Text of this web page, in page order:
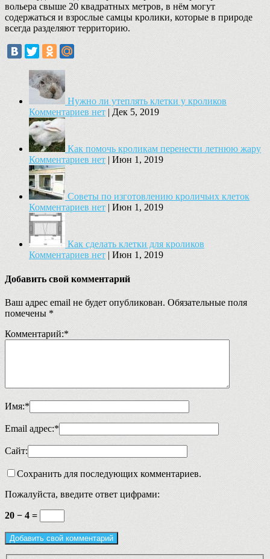
вольера свыше 20 квадратных метров, в нём могут
содержаться и взрослые самцы кролики, которые в природе
всегда разделяют территорию.
Нужно ли утеплять клетки у кроликов
Комментариев нет | Дек 5, 2019
Как помочь кроликам перенести летнюю жару
Комментариев нет | Июн 1, 2019
Советы по изготовлению кроличьих клеток
Комментариев нет | Июн 1, 2019
Как сделать клетки для кроликов
Комментариев нет | Июн 1, 2019
Добавить свой комментарий
Ваш адрес email не будет опубликован. Обязательные поля
помечены *
Комментарий:*
Имя:*
Email адрес:*
Сайт:
Сохранить для последующих комментариев.
Пожалуйста, введите ответ цифрами:
20 − 4 =